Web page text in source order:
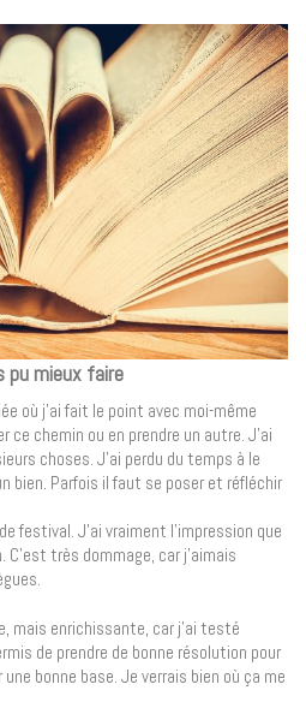
pu mieux faire
où j’ai fait le point avec moi-même
ce chemin ou en prendre un autre. J’ai
choses. J’ai perdu du temps à le
bien. Parfois il faut se poser et réfléchir
festival. J’ai vraiment l’impression que
très dommage, car j’aimais
mais enrichissante, car j’ai testé
de prendre de bonne résolution pour
bonne base. Je verrais bien où ça me